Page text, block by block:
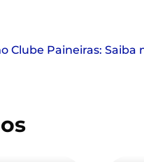
Clube Paineiras: Saiba